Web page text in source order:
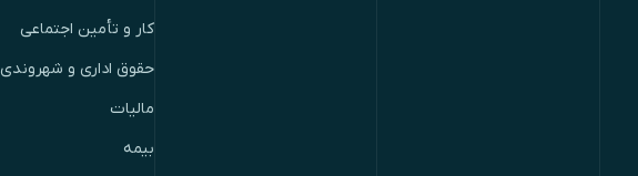
کار و تأمین اجتماعی
حقوق اداری و شهروندی
مالیات
بیمه